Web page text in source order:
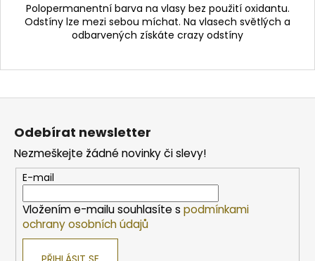
Polopermanentní barva na vlasy bez použití oxidantu.
Odstíny lze mezi sebou míchat. Na vlasech světlých a
odbarvených získáte crazy odstíny
Z
Odebírat newsletter
Nezmeškejte žádné novinky či slevy!
E-mail
Vložením e-mailu souhlasíte s podmínkami
ochrany osobních údajů